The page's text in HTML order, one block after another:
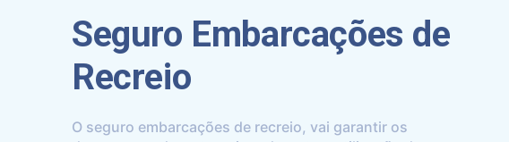
Seguro Embarcações de
Recreio
O seguro embarcações de recreio, vai garantir os